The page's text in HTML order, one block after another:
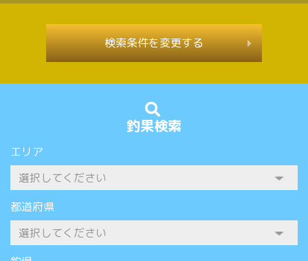
釣果検索
エリア
都道府県
検索条件を変更する